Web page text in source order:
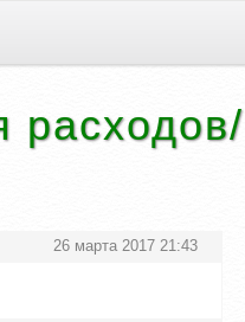
расходов/
26 марта 2017 21:43